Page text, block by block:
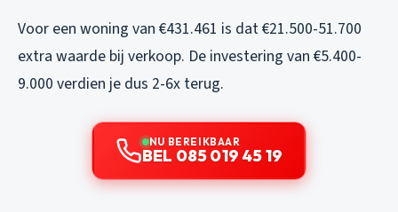
Voor een woning van €431.461 is dat €21.500-51.700
extra waarde bij verkoop. De investering van €5.400-
9.000 verdien je dus 2-6x terug.
NU BEREIKBAAR
BEL 085 019 45 19